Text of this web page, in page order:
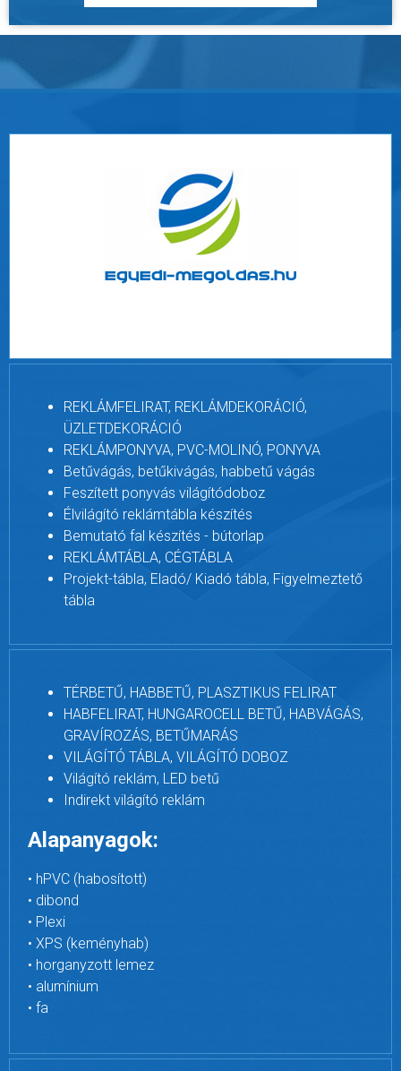
REKLÁMFELIRAT, REKLÁMDEKORÁCIÓ,
ÜZLETDEKORÁCIÓ
REKLÁMPONYVA, PVC-MOLINÓ, PONYVA
Betűvágás, betűkivágás, habbetű vágás
Feszített ponyvás világítódoboz
Élvilágító reklámtábla készítés
Bemutató fal készítés - bútorlap
REKLÁMTÁBLA, CÉGTÁBLA
Projekt-tábla, Eladó/ Kiadó tábla, Figyelmeztető
tábla
TÉRBETŰ, HABBETŰ, PLASZTIKUS FELIRAT
HABFELIRAT, HUNGAROCELL BETŰ, HABVÁGÁS,
GRAVÍROZÁS, BETŰMARÁS
VILÁGÍTÓ TÁBLA, VILÁGÍTÓ DOBOZ
Világító reklám, LED betű
Indirekt világító reklám
Alapanyagok:
• hPVC (habosított)
• dibond
• Plexi
• XPS (keményhab)
• horganyzott lemez
• alumínium
• fa